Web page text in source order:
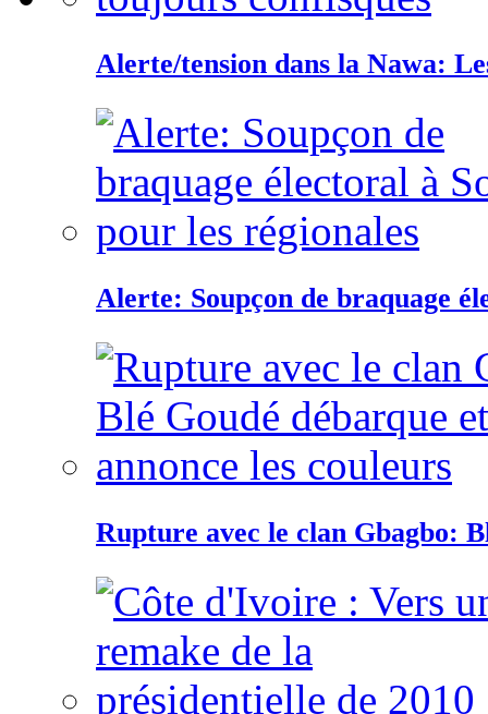
Alerte/tension dans la Nawa:
Alerte: Soupçon de braquage
Rupture avec le clan Gbagbo: